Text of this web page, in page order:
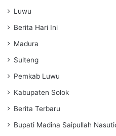
Luwu
Berita Hari Ini
Madura
Sulteng
Pemkab Luwu
Kabupaten Solok
Berita Terbaru
Bupati Madina Saipullah